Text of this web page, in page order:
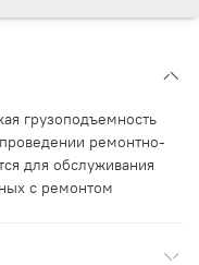
грузоподъемность
ремонтно-
для обслуживания
с ремонтом